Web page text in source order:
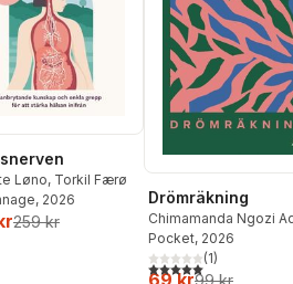
Løno, Torkil Færø
, 2026
259 kr
Drömräkning
Chimamanda Ngozi
Pocket, 2026
5,0utav 5 stjärnor.
(1)
69 kr99 kr